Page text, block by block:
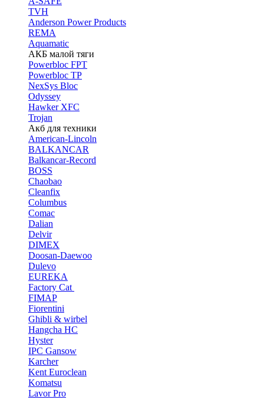
TVH
Anderson Power Products
REMA
Aquamatic
АКБ малой тяги
Powerbloc FPT
Powerbloc TP
NexSys Bloc
Odyssey
Hawker XFC
Trojan
Акб для техники
American-Lincoln
BALKANCAR
Balkancar-Record
BOSS
Chaobao
Cleanfix
Columbus
Comac
Dalian
Delvir
DIMEX
Doosan-Daewoo
Dulevo
EUREKA
Factory Cat
FIMAP
Fiorentini
Ghibli & wirbel
Hangcha HC
Hyster
IPC Gansow
Karcher
Kent Euroclean
Komatsu
Lavor Pro